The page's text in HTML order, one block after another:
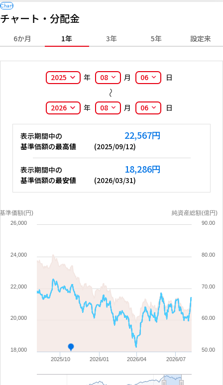
チャート・分配金
6か月 1年 3年 5年 設定来
2025 年 08 月 06 日
2026 年 08 月 06 日
表示期間中の
基準価額の最高値
22,567円
(2025/09/12)
表示期間中の
基準価額の最安値
18,286円
(2026/03/31)
基準価額(円) 純資産総額(億円)
2026/01 2026/07
2025/10 2026/04
18,000
20,000
22,000
24,000
26,000
50.00
60.00
70.00
80.00
90.00